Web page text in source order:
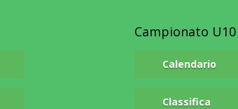
Campionato U10
Calendario
Classifica